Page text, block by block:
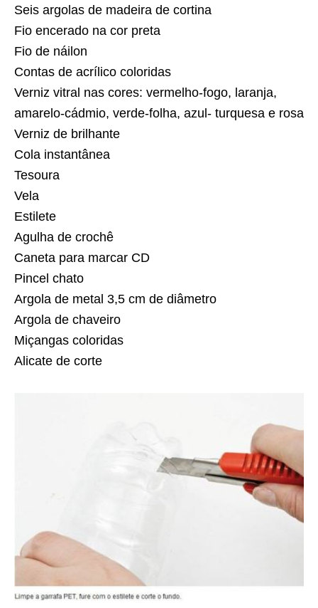
Seis argolas de madeira de cortina
Fio encerado na cor preta
Fio de náilon
Contas de acrílico coloridas
Verniz vitral nas cores: vermelho-fogo, laranja,
amarelo-cádmio, verde-folha, azul- turquesa e rosa
Verniz de brilhante
Cola instantânea
Tesoura
Vela
Estilete
Agulha de crochê
Caneta para marcar CD
Pincel chato
Argola de metal 3,5 cm de diâmetro
Argola de chaveiro
Miçangas coloridas
Alicate de corte